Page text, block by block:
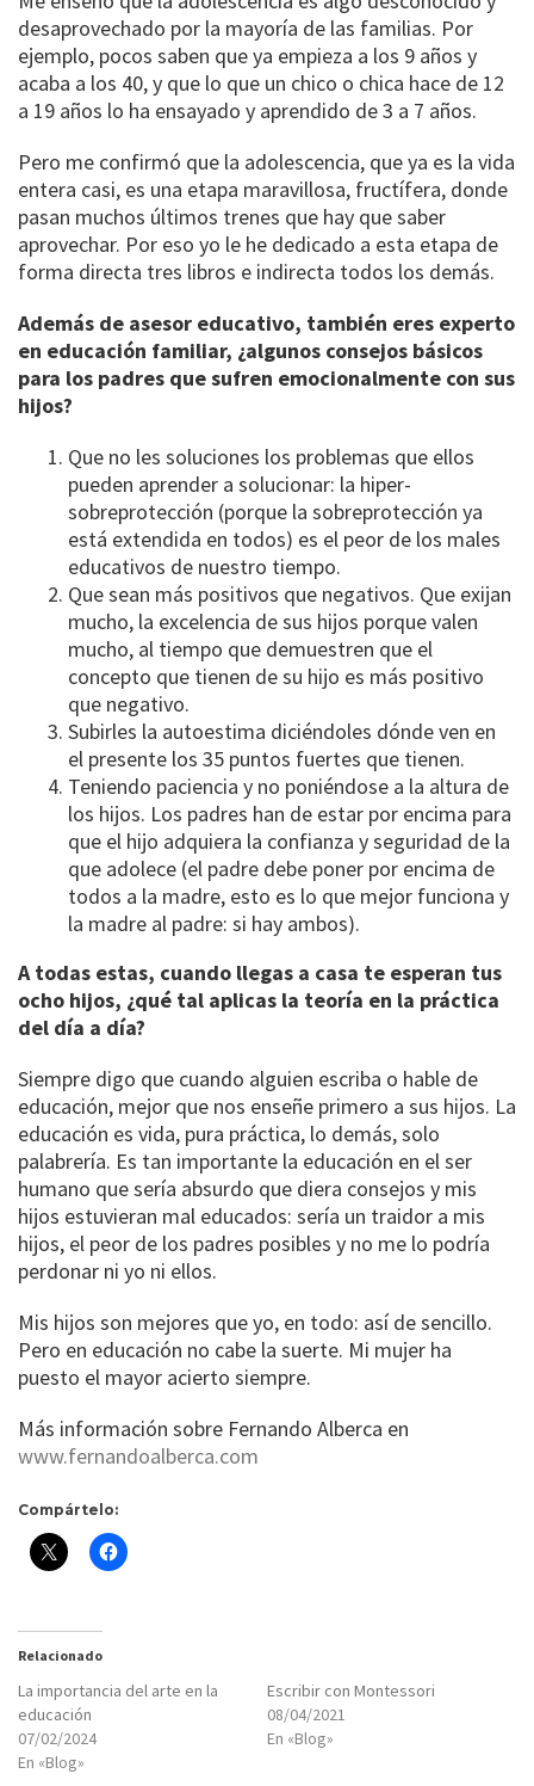
desaprovechado por la mayoría de las familias. Por
ejemplo, pocos saben que ya empieza a los 9 años y
acaba a los 40, y que lo que un chico o chica hace de 12
a 19 años lo ha ensayado y aprendido de 3 a 7 años.
Pero me confirmó que la adolescencia, que ya es la vida
entera casi, es una etapa maravillosa, fructífera, donde
pasan muchos últimos trenes que hay que saber
aprovechar. Por eso yo le he dedicado a esta etapa de
forma directa tres libros e indirecta todos los demás.
Además de asesor educativo, también eres experto
en educación familiar, ¿algunos consejos básicos
para los padres que sufren emocionalmente con sus
hijos?
Que no les soluciones los problemas que ellos
pueden aprender a solucionar: la hiper-
sobreprotección (porque la sobreprotección ya
está extendida en todos) es el peor de los males
educativos de nuestro tiempo.
Que sean más positivos que negativos. Que exijan
mucho, la excelencia de sus hijos porque valen
mucho, al tiempo que demuestren que el
concepto que tienen de su hijo es más positivo
que negativo.
Subirles la autoestima diciéndoles dónde ven en
el presente los 35 puntos fuertes que tienen.
Teniendo paciencia y no poniéndose a la altura de
los hijos. Los padres han de estar por encima para
que el hijo adquiera la confianza y seguridad de la
que adolece (el padre debe poner por encima de
todos a la madre, esto es lo que mejor funciona y
la madre al padre: si hay ambos).
A todas estas, cuando llegas a casa te esperan tus
ocho hijos, ¿qué tal aplicas la teoría en la práctica
del día a día?
Siempre digo que cuando alguien escriba o hable de
educación, mejor que nos enseñe primero a sus hijos. La
educación es vida, pura práctica, lo demás, solo
palabrería. Es tan importante la educación en el ser
humano que sería absurdo que diera consejos y mis
hijos estuvieran mal educados: sería un traidor a mis
hijos, el peor de los padres posibles y no me lo podría
perdonar ni yo ni ellos.
Mis hijos son mejores que yo, en todo: así de sencillo.
Pero en educación no cabe la suerte. Mi mujer ha
puesto el mayor acierto siempre.
Más información sobre Fernando Alberca en
www.fernandoalberca.com
Compártelo:
Relacionado
La importancia del arte en la
educación
07/02/2024
En «Blog»
Escribir con Montessori
08/04/2021
En «Blog»